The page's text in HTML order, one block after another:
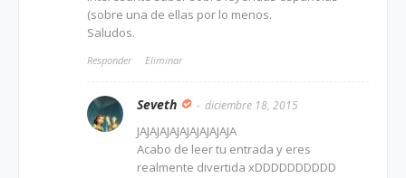
(sobre una de ellas por lo menos.
Saludos.
Responder Eliminar
Seveth diciembre 18, 2015
JAJAJAJAJAJAJAJAJAJA
Acabo de leer tu entrada y eres
realmente divertida xDDDDDDDDDD